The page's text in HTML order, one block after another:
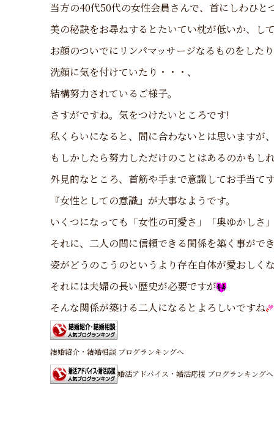
当方の40代50代の女性会員さんで、首にしわひと
美の秘訣をお尋ねするとたいてい枕が低いか、して
お顔のついでにリンパマッサージなるものをしたり
洗顔に気を付けていたり・・・、
結構努力されているご様子。
さすがですね。気をつけたいところです!
私くらいになると、間に合わないとは思いますが
もしかしたら努力しただけのことはあるのかもし
外見的なところ、首筋や手まで意識してお手当て
『女性としての意識』が大事なようです。
いくつになっても「女性の可愛さ」「奥ゆかしさ
それに、二人の間に信頼できる関係を築く事がで
姿がどうのこうのというより存在自体が愛おしく
それには夫婦の長い歴史が必要ですが
そんな関係が築ける二人になるとよろしいですね
結婚紹介・結婚相談 ブログランキングへ
婚活アドバイス・婚活応援 ブログランキングへ